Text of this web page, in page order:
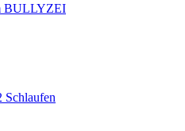
BULLYZEI
Schlaufen